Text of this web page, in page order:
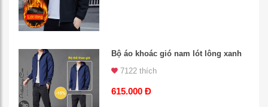
Bộ áo khoác gió nam lót lông xanh
7122 thích
615.000 Đ